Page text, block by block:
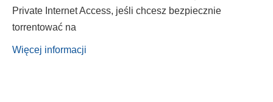
Private Internet Access, jeśli chcesz bezpiecznie
torrentować na
Więcej informacji